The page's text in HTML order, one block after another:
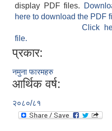
display PDF files.
here to download the PDF
Click
file.
प्रकार:
नमुना फारमहरु
आर्थिक वर्ष:
२०८०/८१